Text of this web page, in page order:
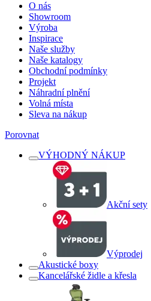
O nás
Showroom
Výroba
Inspirace
Naše služby
Naše katalogy
Obchodní podmínky
Projekt
Náhradní plnění
Volná místa
Sleva na nákup
Porovnat
VÝHODNÝ NÁKUP
Akční sety
Výprodej
Akustické boxy
Kancelářské židle a křesla